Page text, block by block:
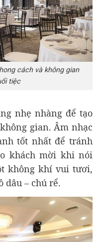
cách và không gian
tiệc
nhẹ nhàng để tạo
gian. Âm nhạc
tốt nhất để tránh
khách mời khi nói
không khí vui tươi,
dâu – chú rể.